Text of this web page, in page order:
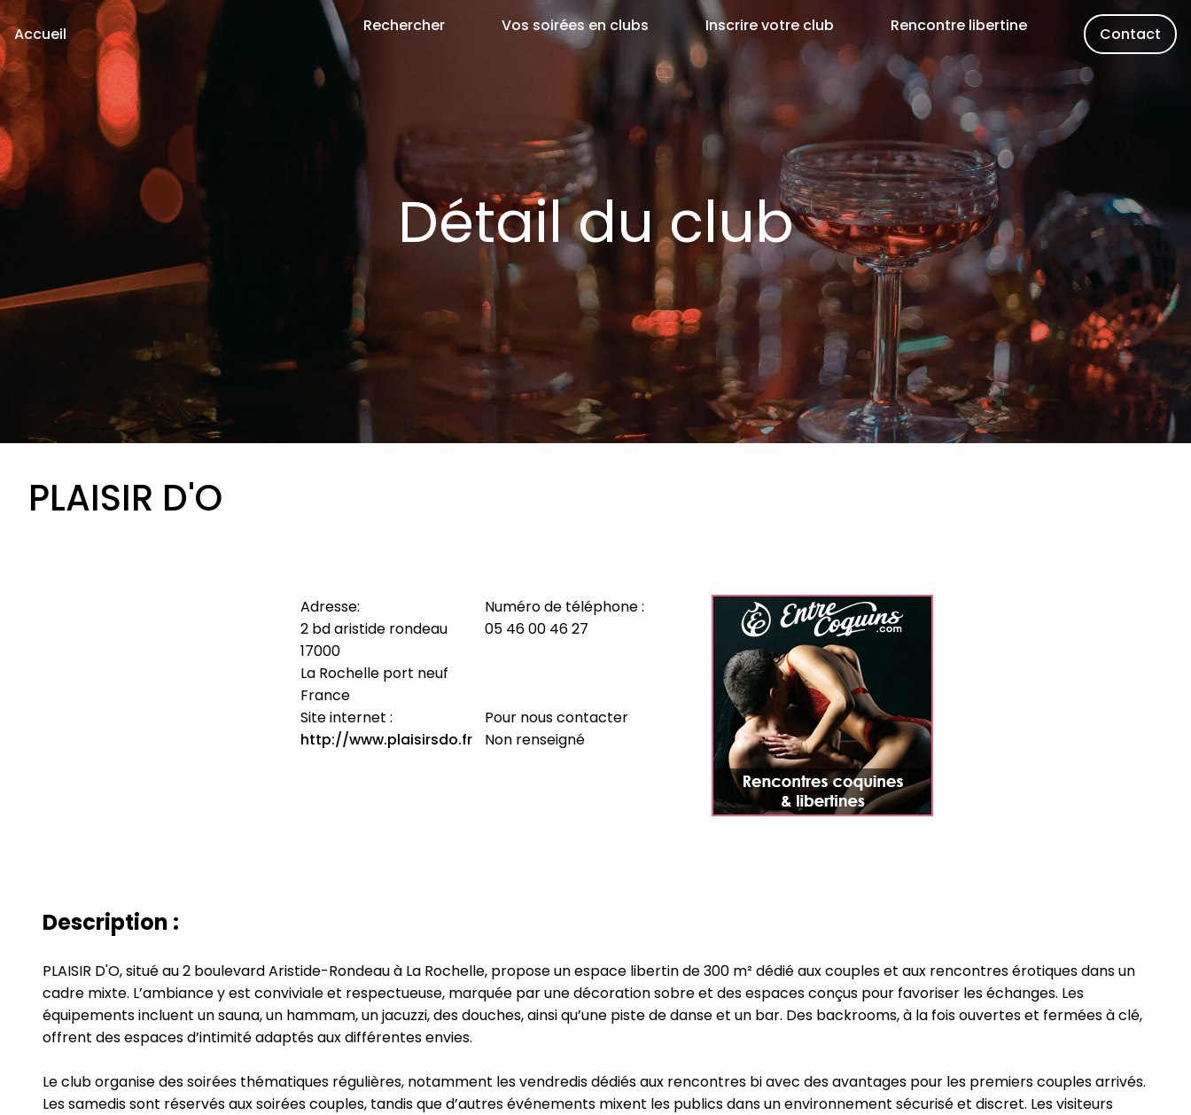
Détail du club
Accueil Rechercher Vos soirées en clubs Inscrire votre club Rencontre libertine Contact
PLAISIR D'O
Adresse:
2 bd aristide rondeau
17000
La Rochelle port neuf
France
Numéro de téléphone :
05 46 00 46 27
Site internet :
http://www.plaisirsdo.fr
Pour nous contacter
Non renseigné
Description :
PLAISIR D'O, situé au 2 boulevard Aristide-Rondeau à La Rochelle, propose un espace libertin de 300 m² dédié aux couples et aux rencontres érotiques dans un
cadre mixte. L’ambiance y est conviviale et respectueuse, marquée par une décoration sobre et des espaces conçus pour favoriser les échanges. Les
équipements incluent un sauna, un hammam, un jacuzzi, des douches, ainsi qu’une piste de danse et un bar. Des backrooms, à la fois ouvertes et fermées à clé,
offrent des espaces d’intimité adaptés aux différentes envies.
Le club organise des soirées thématiques régulières, notamment les vendredis dédiés aux rencontres bi avec des avantages pour les premiers couples arrivés.
Les samedis sont réservés aux soirées couples, tandis que d’autres événements mixent les publics dans un environnement sécurisé et discret. Les visiteurs